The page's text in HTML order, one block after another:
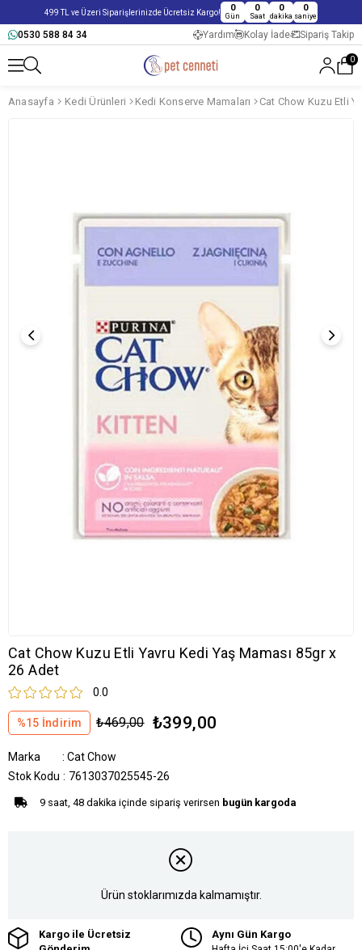
499 TL ve Üzeri Siparişlerinizde Ücretsiz Kargo! 0
Gün
0
Saat
0
dakika
0
saniye
0530 588 84 34 Yardım Kolay İade Sipariş Takip
0
Anasayfa Kedi Ürünleri Kedi Konserve Mamaları Cat Chow Kuzu Etli
Cat Chow Kuzu Etli Yavru Kedi Yaş Maması 85gr x
26 Adet
0.0
%15 İndirim ₺469,00 ₺399,00
Marka : Cat Chow
Stok Kodu
7613037025545-26
9 saat, 48 dakika içinde sipariş verirsen bugün kargoda
Ürün stoklarımızda kalmamıştır.
Kargo ile Ücretsiz
Aynı Gün Kargo